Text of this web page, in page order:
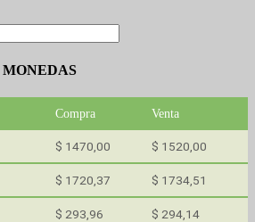
Compra Venta
$ 1470,00 $ 1520,00
$ 1720,37 $ 1734,51
$ 293,96 $ 294,14